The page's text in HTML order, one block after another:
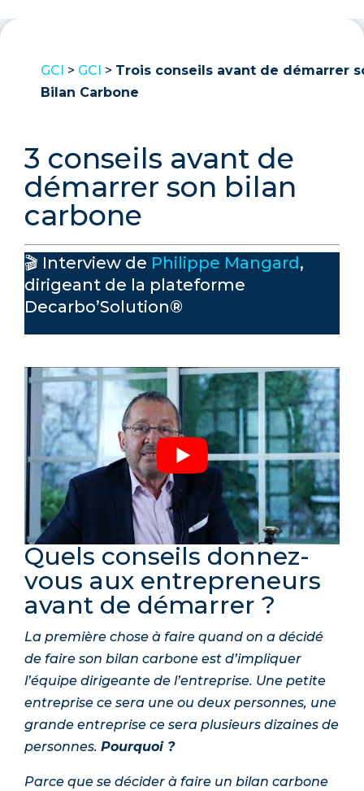
GCI > GCI > Trois conseils avant de démarrer
Bilan Carbone
3 conseils avant de
démarrer son bilan
carbone
🎬 Interview de Philippe Mangard,
dirigeant de la plateforme
Decarbo’Solution®
Quels conseils donnez-
vous aux entrepreneurs
avant de démarrer ?
La première chose à faire quand on a décidé
de faire son bilan carbone est d’impliquer
l’équipe dirigeante de l’entreprise. Une petite
entreprise ce sera une ou deux personnes, une
grande entreprise ce sera plusieurs dizaines de
personnes. Pourquoi ?
Parce que se décider à faire un bilan carbone